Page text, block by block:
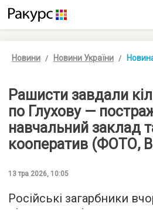
Новини Новини України
Рашисти завдали
по Глухову —
навчальний заклад
кооператив (ФОТО,
13 тра 2026, 10:05
Російські загарбники